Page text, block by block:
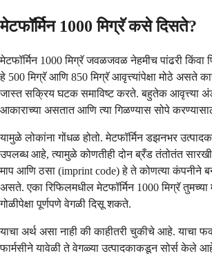
मेटफॉर्मिन 1000 मिग्रॅ कसे दिसते?
मेटफॉर्मिन 1000 मिग्रॅ जवळजवळ नेहमीच पांढरी किंवा
हे 500 मिग्रॅ आणि 850 मिग्रॅ आवृत्त्यांपेक्षा मोठे असते
जास्त सक्रिय घटक समाविष्ट करते. बहुतेक आवृत्त्या
आकाराच्या असतात आणि त्या गिळण्यास सोपे
यामुळे लोकांना गोंधळ होतो. मेटफॉर्मिन डझनभर
उपलब्ध आहे, त्यामुळे कोणतीही दोन ब्रँड तंतोतंत
माप आणि ठसा (imprint code) हे ते कोणत्या कंपनीने
असते. एका रिफिलमधील मेटफॉर्मिन 1000 मिग्रॅ तुमच्या
गोळीपेक्षा पूर्णपणे वेगळी दिसू शकते.
याचा अर्थ असा नाही की काहीतरी चुकीचे आहे. याचा
फार्मसीने यावेळी ते वेगळ्या उत्पादकाकडून सोर्स केले